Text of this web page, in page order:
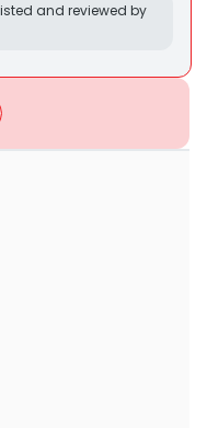
and reviewed by